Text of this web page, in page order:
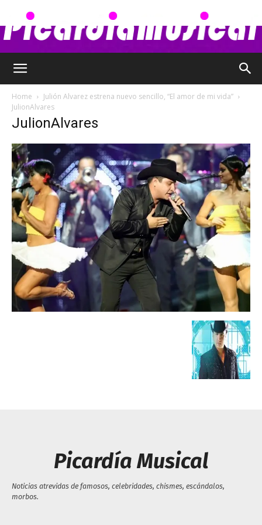
–
Chismes,
Escandalos,Morbo,
Home
Julión Alvarez estrena nuevo sencillo, “El amor de mi vida”
JulionAlvares
JulionAlvares
Picardía Musical
Noticias atrevidas de famosos, celebridades, chismes, escándalos,
morbos.